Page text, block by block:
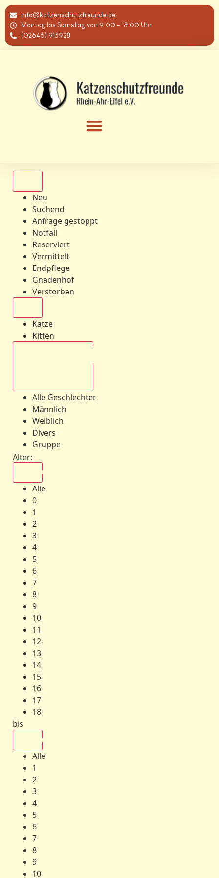
info@katzenschutzfreunde.de
Montag bis Samstag von 9:00 – 18:00 Uhr
(02646) 915928
Neu
Suchend
Anfrage gestoppt
Notfall
Reserviert
Vermittelt
Endpflege
Gnadenhof
Verstorben
Katze
Kitten
Alle Geschlechter
Männlich
Weiblich
Divers
Gruppe
Alter:
Alle
0
1
2
3
4
5
6
7
8
9
10
11
12
13
14
15
16
17
18
bis
Alle
1
2
3
4
5
6
7
8
9
10